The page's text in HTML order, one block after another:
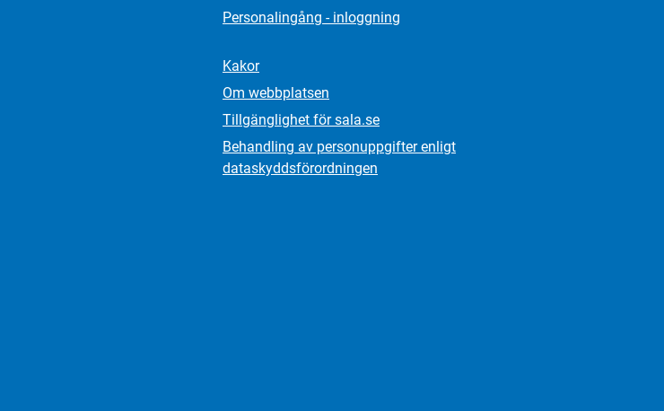
Personalingång - inloggning
Kakor
Om webbplatsen
Tillgänglighet för sala.se
Behandling av personuppgifter enligt
dataskydds­förordningen